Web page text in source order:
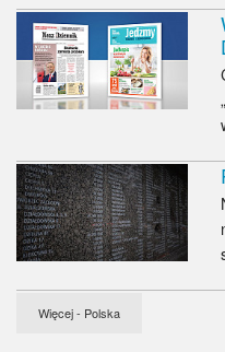
Więcej - Polska